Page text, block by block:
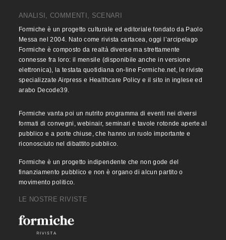
ANALISI, COMMENTI, SCENARI
Formiche è un progetto culturale ed editoriale fondato da Paolo
Messa nel 2004. Nato come rivista cartacea, oggi l’arcipelago
Formiche è composto da realtà diverse ma strettamente
connesse fra loro: il mensile (disponibile anche in versione
elettronica), la testata quotidiana on-line Formiche.net, le riviste
specializzate Airpress e Healthcare Policy e il sito in inglese ed
arabo Decode39.
Formiche vanta poi un nutrito programma di eventi nei diversi
formati di convegni, webinair, seminari e tavole rotonde aperte al
pubblico e a porte chiuse, che hanno un ruolo importante e
riconosciuto nel dibattito pubblico.
Formiche è un progetto indipendente che non gode del
finanziamento pubblico e non è organo di alcun partito o
movimento politico.
LE NOSTRE RIVISTE